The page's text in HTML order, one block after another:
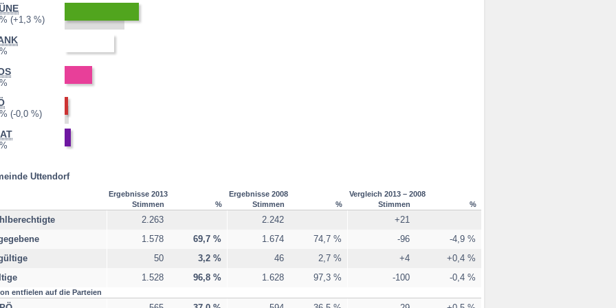
2008:
5,3 %
Differenz:
+1,3 %
teilgenommen
2008:
2008:
0,4 %
Differenz:
-0,0 %
Uttendorf
Ergebnisse 2013 Ergebnisse 2008
Vergleich 2013 – 2008
Stimmen
% Stimmen % Stimmen %
2.263 2.242
+21
1.578 69,7 % 1.674 74,7 % -96
-4,9 %
50 3,2 % 46 2,7 % +4
+0,4 %
1.528 96,8 % 1.628 97,3 % -100 -0,4 %
entfielen auf die Parteien